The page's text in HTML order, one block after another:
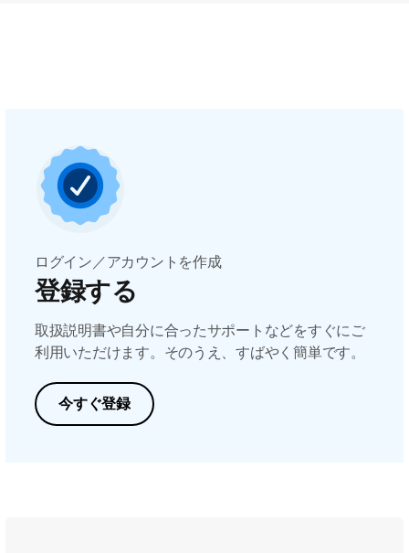
ログイン／アカウントを作成
登録する
取扱説明書や自分に合ったサポートなどをすぐにご
利用いただけます。そのうえ、すばやく簡単です。
今すぐ登録